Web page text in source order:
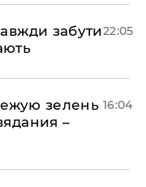
забути22:05
зелень
–
16:04